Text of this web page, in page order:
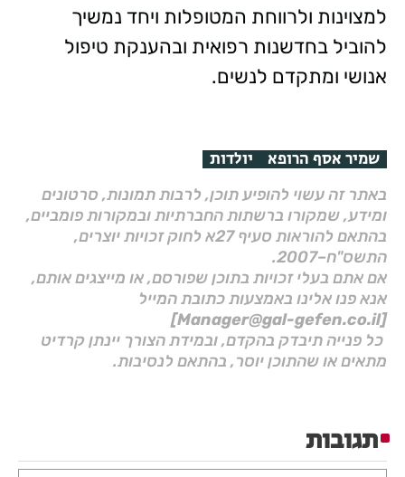
למצוינות ולרווחת המטופלות ויחד נמשיך
להוביל בחדשנות רפואית ובהענקת טיפול
אנושי ומתקדם לנשים.
שמיר אסף הרופא יולדות
באתר זה עשוי להופיע תוכן, לרבות תמונות, סרטונים
ומידע, שמקורו ברשתות החברתיות ובמקורות פומביים,
בהתאם להוראות סעיף 27א לחוק זכויות יוצרים,
התשס"ח–2007.
אם אתם בעלי זכויות בתוכן שפורסם, או מייצגים אותם,
אנא פנו אלינו באמצעות כתובת המייל
[Manager@gal-gefen.co.il]
כל פנייה תיבדק בהקדם, ובמידת הצורך יינתן קרדיט
מתאים או שהתוכן יוסר, בהתאם לנסיבות.
תגובות